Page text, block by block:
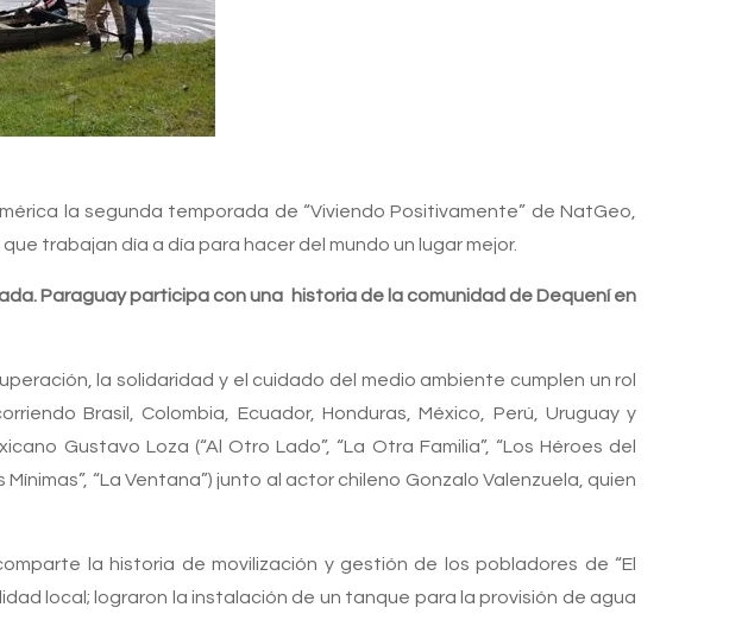
la segunda temporada de “Viviendo Positivamente” de NatGeo,
trabajan día a día para hacer del mundo un lugar mejor.
Paraguay participa con una historia de la comunidad de Dequení en
la solidaridad y el cuidado del medio ambiente cumplen un rol
Brasil, Colombia, Ecuador, Honduras, México, Perú, Uruguay y
Gustavo Loza (“Al Otro Lado”, “La Otra Familia”, “Los Héroes del
“La Ventana”) junto al actor chileno Gonzalo Valenzuela, quien
la historia de movilización y gestión de los pobladores de “El
local; lograron la instalación de un tanque para la provisión de agua